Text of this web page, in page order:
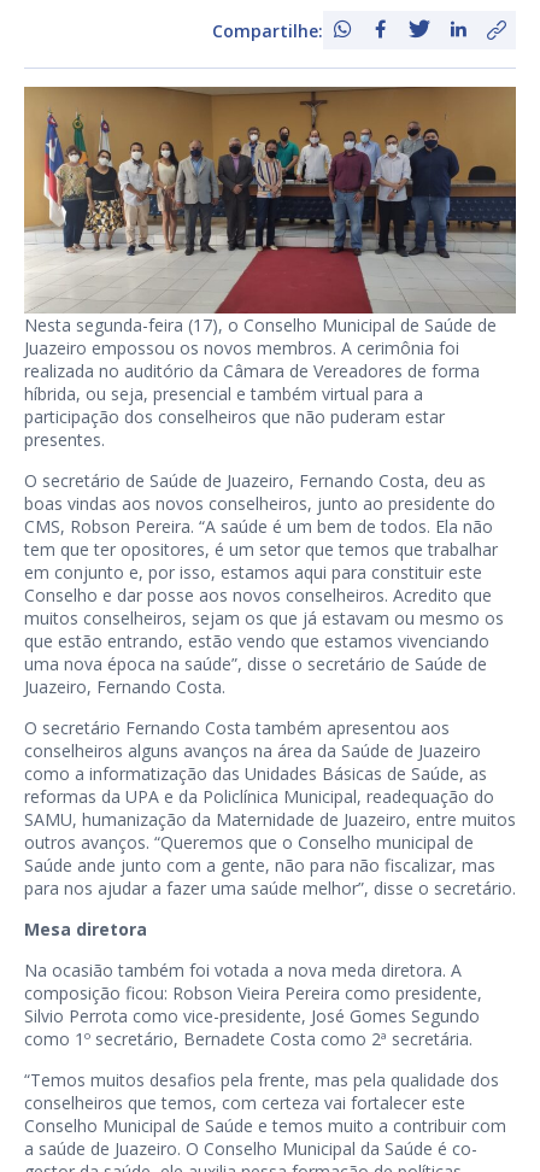
Compartilhe:
Nesta segunda-feira (17), o Conselho Municipal de Saúde de
Juazeiro empossou os novos membros. A cerimônia foi
realizada no auditório da Câmara de Vereadores de forma
híbrida, ou seja, presencial e também virtual para a
participação dos conselheiros que não puderam estar
presentes.
O secretário de Saúde de Juazeiro, Fernando Costa, deu as
boas vindas aos novos conselheiros, junto ao presidente do
CMS, Robson Pereira. “A saúde é um bem de todos. Ela não
tem que ter opositores, é um setor que temos que trabalhar
em conjunto e, por isso, estamos aqui para constituir este
Conselho e dar posse aos novos conselheiros. Acredito que
muitos conselheiros, sejam os que já estavam ou mesmo os
que estão entrando, estão vendo que estamos vivenciando
uma nova época na saúde”, disse o secretário de Saúde de
Juazeiro, Fernando Costa.
O secretário Fernando Costa também apresentou aos
conselheiros alguns avanços na área da Saúde de Juazeiro
como a informatização das Unidades Básicas de Saúde, as
reformas da UPA e da Policlínica Municipal, readequação do
SAMU, humanização da Maternidade de Juazeiro, entre muitos
outros avanços. “Queremos que o Conselho municipal de
Saúde ande junto com a gente, não para não fiscalizar, mas
para nos ajudar a fazer uma saúde melhor”, disse o secretário.
Mesa diretora
Na ocasião também foi votada a nova meda diretora. A
composição ficou: Robson Vieira Pereira como presidente,
Silvio Perrota como vice-presidente, José Gomes Segundo
como 1º secretário, Bernadete Costa como 2ª secretária.
“Temos muitos desafios pela frente, mas pela qualidade dos
conselheiros que temos, com certeza vai fortalecer este
Conselho Municipal de Saúde e temos muito a contribuir com
a saúde de Juazeiro. O Conselho Municipal da Saúde é co-